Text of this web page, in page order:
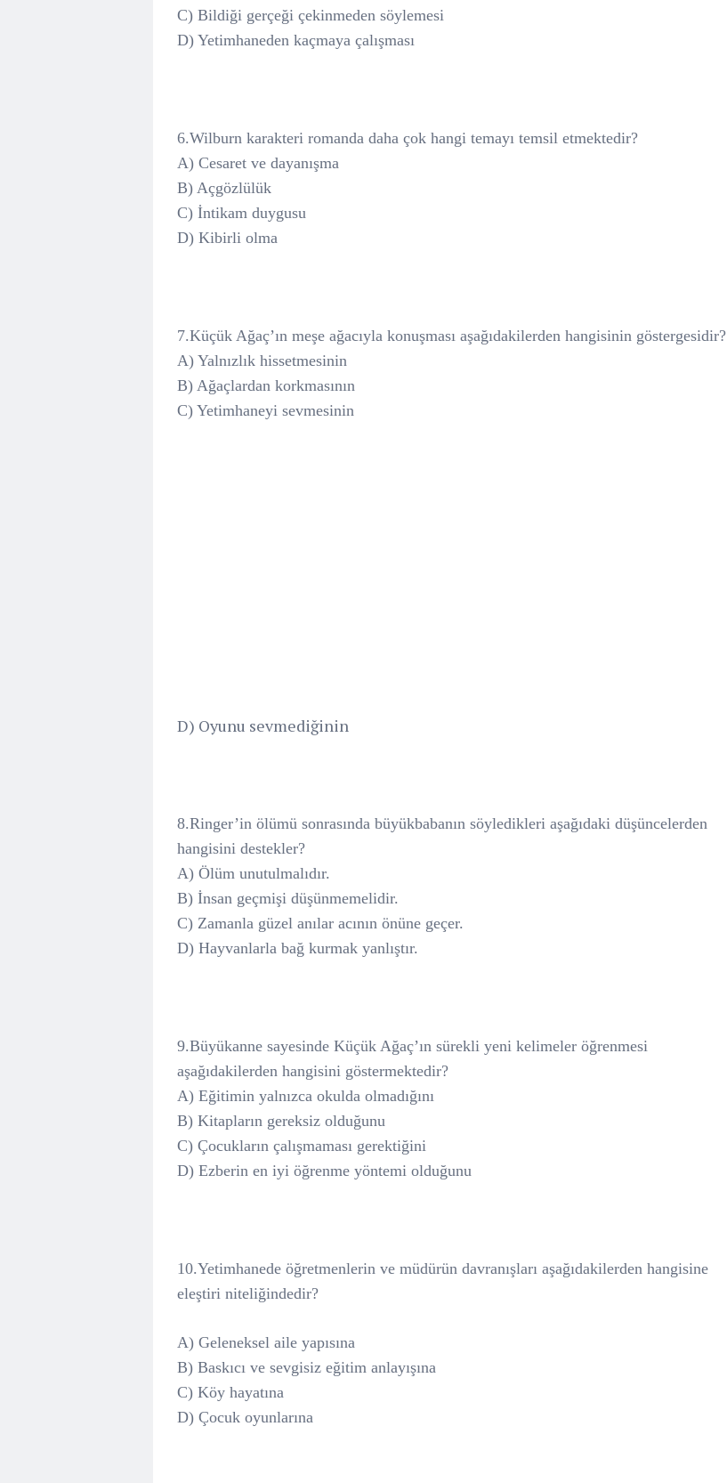
C) Bildiği gerçeği çekinmeden söylemesi
D) Yetimhaneden kaçmaya çalışması
6.Wilburn karakteri romanda daha çok hangi temayı temsil etmektedir?
A) Cesaret ve dayanışma
B) Açgözlülük
C) İntikam duygusu
D) Kibirli olma
7.Küçük Ağaç’ın meşe ağacıyla konuşması aşağıdakilerden hangisinin göstergesidir?
A) Yalnızlık hissetmesinin
B) Ağaçlardan korkmasının
C) Yetimhaneyi sevmesinin
D) Oyunu sevmediğinin
8.Ringer’in ölümü sonrasında büyükbabanın söyledikleri aşağıdaki düşüncelerden
hangisini destekler?
A) Ölüm unutulmalıdır.
B) İnsan geçmişi düşünmemelidir.
C) Zamanla güzel anılar acının önüne geçer.
D) Hayvanlarla bağ kurmak yanlıştır.
9.Büyükanne sayesinde Küçük Ağaç’ın sürekli yeni kelimeler öğrenmesi
aşağıdakilerden hangisini göstermektedir?
A) Eğitimin yalnızca okulda olmadığını
B) Kitapların gereksiz olduğunu
C) Çocukların çalışmaması gerektiğini
D) Ezberin en iyi öğrenme yöntemi olduğunu
10.Yetimhanede öğretmenlerin ve müdürün davranışları aşağıdakilerden hangisine
eleştiri niteliğindedir?
A) Geleneksel aile yapısına
B) Baskıcı ve sevgisiz eğitim anlayışına
C) Köy hayatına
D) Çocuk oyunlarına